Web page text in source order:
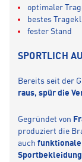
optimaler
bestes
fester Stand
SPORTLICH
Bereits seit der
raus, spür die
Gegründet von
produziert die
auch
Sportbekleidung